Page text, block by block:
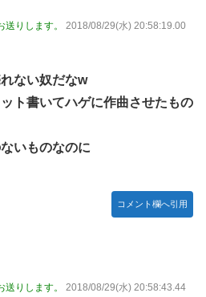
りします。
2018/08/29(水) 20:58:19.00
ない奴だなw
ト書いてハゲに作曲させたもの
いものなのに
コメント欄へ引用
りします。
2018/08/29(水) 20:58:43.44